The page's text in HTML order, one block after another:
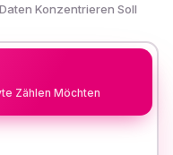
Konzentrieren Soll
Zählen Möchten